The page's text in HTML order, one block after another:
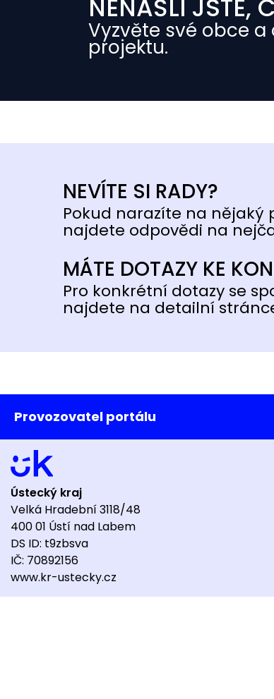
NENAŠLI JSTE,
Vyzvěte své obce
projektu.
NEVÍTE SI RADY?
Pokud narazíte na nějaký
najdete odpovědi na
MÁTE DOTAZY KE
Pro konkrétní dotazy se
najdete na detailní
Provozovatel portálu
Ústecký kraj
Velká Hradební 3118/48
400 01 Ústí nad Labem
DS ID: t9zbsva
IČ: 70892156
www.kr-ustecky.cz